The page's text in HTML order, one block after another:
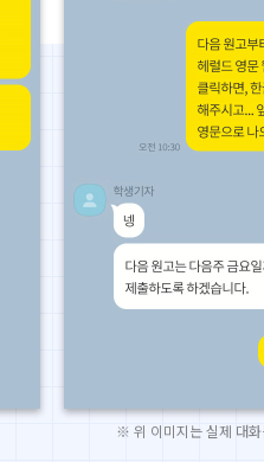
※ 위 이미지는 실제 대